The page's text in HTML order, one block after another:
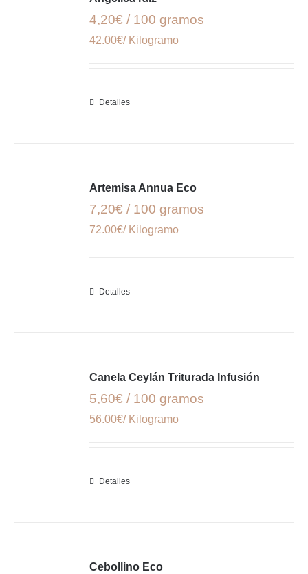
4,20€ / 100 gramos
42.00€/ Kilogramo
Detalles
Artemisa Annua Eco
7,20€ / 100 gramos
72.00€/ Kilogramo
Detalles
Canela Ceylán Triturada Infusión
5,60€ / 100 gramos
56.00€/ Kilogramo
Detalles
Cebollino Eco